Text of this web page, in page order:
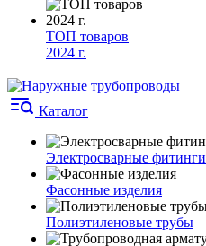
ТОП товаров
2024 г.
Каталог
Электросварные фитинги
Фасонные изделия
Полиэтиленовые трубы